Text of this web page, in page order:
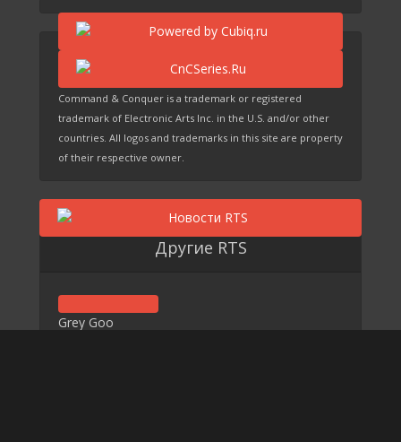
Command & Conquer is a trademark or registered
trademark of Electronic Arts Inc. in the U.S. and/or other
countries. All logos and trademarks in this site are property
of their respective owner.
Другие RTS
Grey Goo